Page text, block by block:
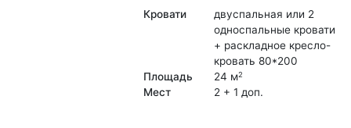
Кровати
двуспальная или 2
односпальные кровати
+ раскладное кресло-
кровать 80*200
Площадь
24 м2
Мест 2 + 1 доп.